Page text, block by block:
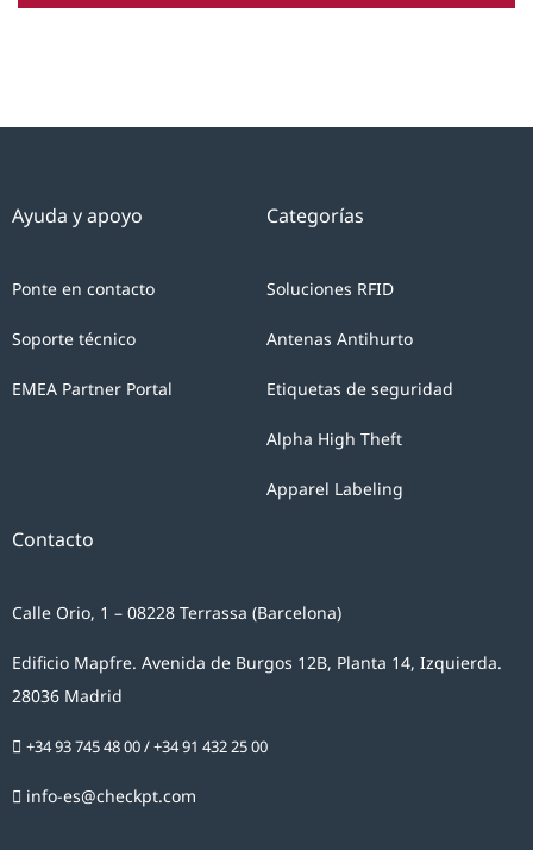
Categorías
Soluciones RFID
Antenas Antihurto
Etiquetas de seguridad
Alpha High Theft
Apparel Labeling
Ayuda y apoyo
Ponte en contacto
Soporte técnico
EMEA Partner Portal
Contacto
Calle Orio, 1 – 08228 Terrassa (Barcelona)
Edificio Mapfre. Avenida de Burgos 12B, Planta 14, Izquierda.
28036 Madrid
+34 93 745 48 00/+34 91 432 25 00
info-es@checkpt.com